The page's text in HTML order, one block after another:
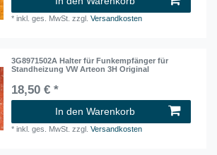
*inkl. ges. MwSt. zzgl.Versandkosten
3G8971502A Halter für Funkempfänger für
Standheizung VW Arteon 3H Original
18,50 € *
In den Warenkorb
*inkl. ges. MwSt. zzgl.Versandkosten